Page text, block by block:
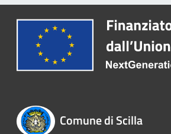
Comune di Scilla